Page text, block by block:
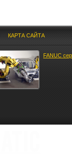
КАРТА САЙТА
FANUC